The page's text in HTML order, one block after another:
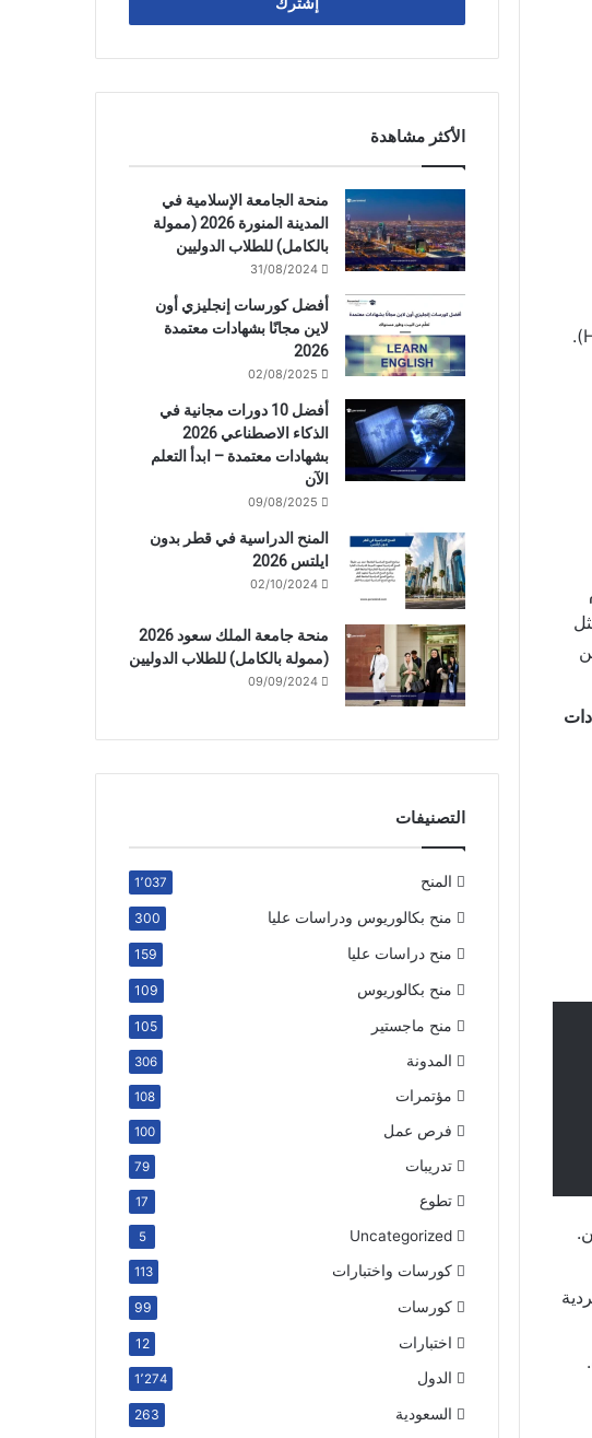
صفحة جامعة هارفارد التي تجمع ما يُعرَض مجانًا (بما في ذلك دروس قصيرة من HBS Online).
الأكثر مشاهدة
منحة الجامعة الإسلامية في
المدينة المنورة 2026 (ممولة
بالكامل) للطلاب الدوليين
31/08/2024
أفضل كورسات إنجليزي أون
لاين مجانًا بشهادات معتمدة
2026
02/08/2025
أفضل 10 دورات مجانية في
الذكاء الاصطناعي 2026
بشهادات معتمدة – ابدأ التعلم
الآن
09/08/2025
المنح الدراسية في قطر بدون
ايلتس 2026
02/10/2024
منحة جامعة الملك سعود 2026
(ممولة بالكامل) للطلاب الدوليين
09/09/2024
التصنيفات
المنح 1٬037
منح بكالوريوس ودراسات عليا 300
منح دراسات عليا 159
منح بكالوريوس 109
منح ماجستير 105
المدونة 306
مؤتمرات 108
فرص عمل 100
تدريبات 79
تطوع 17
Uncategorized
5
كورسات واختبارات 113
كورسات 99
اختبارات 12
الدول 1٬274
السعودية 263